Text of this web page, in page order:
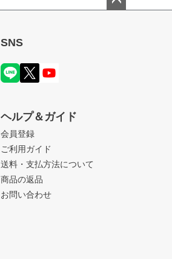
SNS
ヘルプ＆ガイド
会員登録
ご利用ガイド
送料・支払方法について
商品の返品
お問い合わせ